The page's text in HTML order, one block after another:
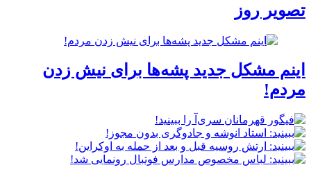
تصویر روز
اینم مشکل جدید پشه‌ها برای نیش زدن
مردم!